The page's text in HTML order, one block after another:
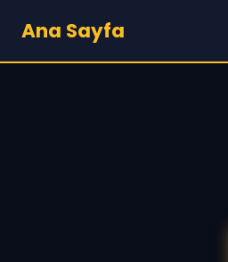
Ana Sayfa